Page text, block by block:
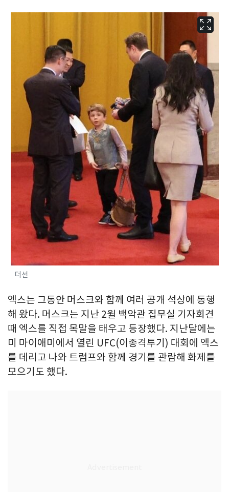
더선
엑스는 그동안 머스크와 함께 여러 공개 석상에 동행
해 왔다. 머스크는 지난 2월 백악관 집무실 기자회견
때 엑스를 직접 목말을 태우고 등장했다. 지난달에는
미 마이애미에서 열린 UFC(이종격투기) 대회에 엑스
를 데리고 나와 트럼프와 함께 경기를 관람해 화제를
모으기도 했다.